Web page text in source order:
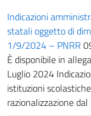
Indicazioni
statali oggetto di
1/9/2024 – PNRR
È disponibile in
Luglio 2024
istituzioni
razionalizzazione